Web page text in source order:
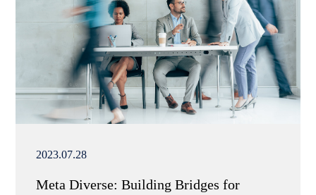
2023.07.28
Meta Diverse: Building Bridges for